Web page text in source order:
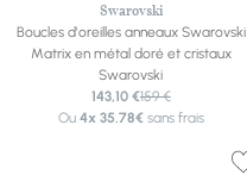
Swarovski
Boucles d'oreilles anneaux Swarovski
Matrix en métal doré et cristaux
Swarovski
143,10 €159 €
Ou 4x 35.78€sans frais